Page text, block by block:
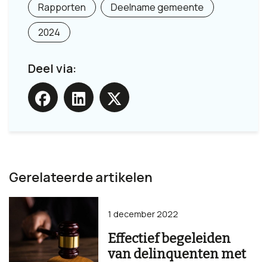
Rapporten
Deelname gemeente
2024
Deel via:
Gerelateerde artikelen
Effectief begeleiden
van delinquenten met
1 december 2022